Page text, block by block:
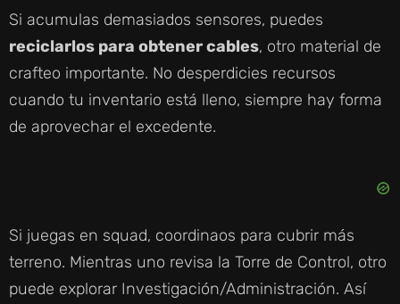
Si acumulas demasiados sensores, puedes
reciclarlos para obtener cables, otro material de
crafteo importante. No desperdicies recursos
cuando tu inventario está lleno, siempre hay forma
de aprovechar el excedente.
Si juegas en squad, coordinaos para cubrir más
terreno. Mientras uno revisa la Torre de Control, otro
puede explorar Investigación/Administración. Así